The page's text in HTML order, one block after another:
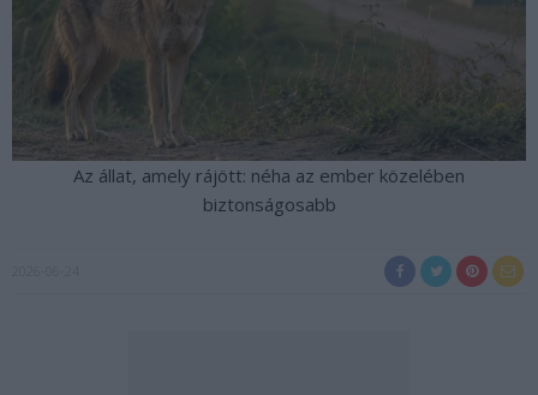
Az állat, amely rájött: néha az ember közelében
biztonságosabb